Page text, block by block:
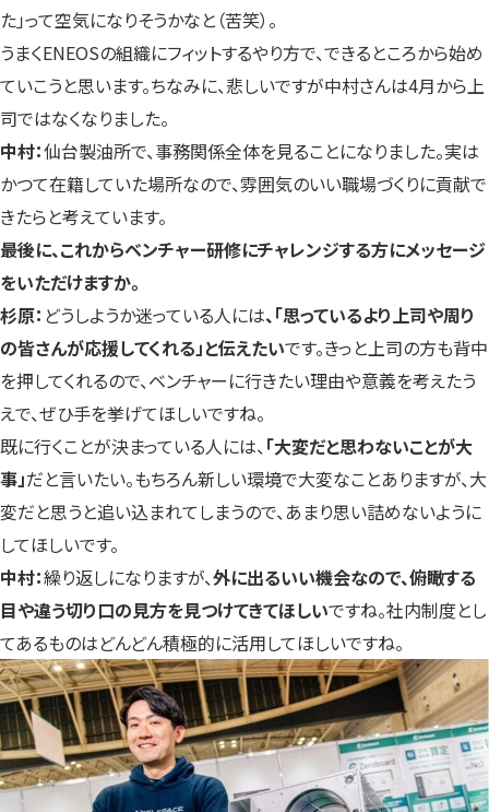
た」って空気になりそうかなと（苦笑）。
うまくENEOSの組織にフィットするやり方で、できるところから始め
ていこうと思います。ちなみに、悲しいですが中村さんは4月から上
司ではなくなりました。
中村：仙台製油所で、事務関係全体を見ることになりました。実は
かつて在籍していた場所なので、雰囲気のいい職場づくりに貢献で
きたらと考えています。
――最後に、これからベンチャー研修にチャレンジする方にメッセージ
をいただけますか。
杉原： どうしようか迷っている人には、「思っているより上司や周り
の皆さんが応援してくれる」と伝えたいです。きっと上司の方も背中
を押してくれるので、ベンチャーに行きたい理由や意義を考えたう
えで、ぜひ手を挙げてほしいですね。
既に行くことが決まっている人には、「大変だと思わないことが大
事」だと言いたい。もちろん新しい環境で大変なことありますが、大
変だと思うと追い込まれてしまうので、あまり思い詰めないように
してほしいです。
中村：繰り返しになりますが、外に出るいい機会なので、俯瞰する
目や違う切り口の見方を見つけてきてほしいですね。社内制度とし
てあるものはどんどん積極的に活用してほしいですね。